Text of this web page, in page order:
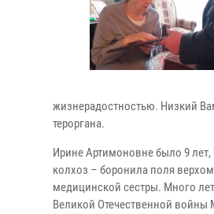
жизнерадостностью. Низкий
тероргана.
Ирине Артимоновне было 9
колхоз – боронила поля
медицинской сестры. Много
Великой Отечественной войны